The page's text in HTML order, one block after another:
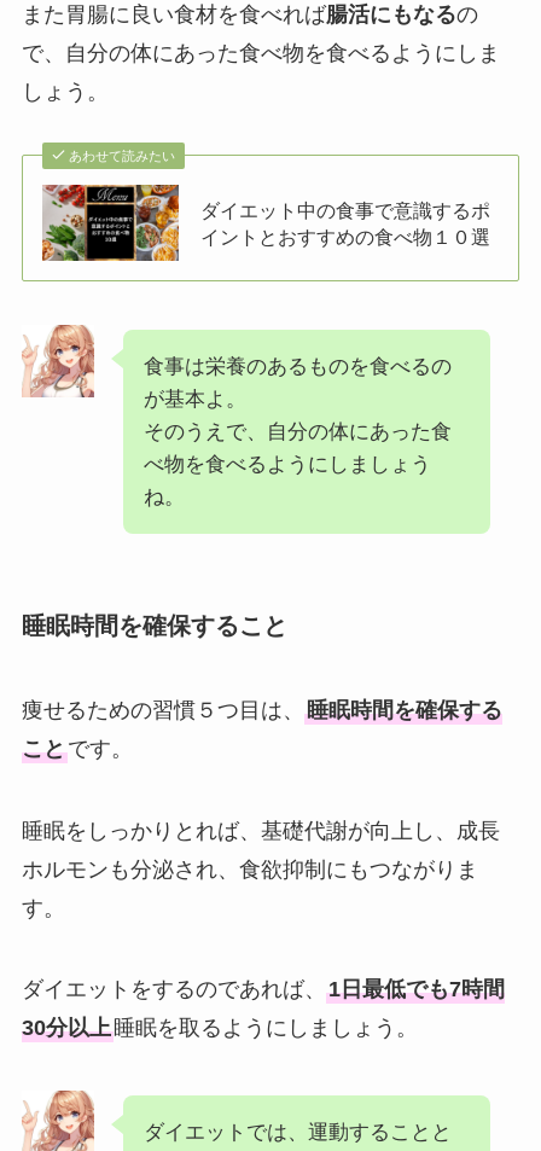
また胃腸に良い食材を食べれば腸活にもなるの
で、自分の体にあった食べ物を食べるようにしま
しょう。
あわせて読みたい
ダイエット中の食事で意識するポ
イントとおすすめの食べ物１０選
食事は栄養のあるものを食べるの
が基本よ。
そのうえで、自分の体にあった食
べ物を食べるようにしましょう
ね。
睡眠時間を確保すること
痩せるための習慣５つ目は、 睡眠時間を確保する
ことです。
睡眠をしっかりとれば、基礎代謝が向上し、成長
ホルモンも分泌され、食欲抑制にもつながりま
す。
ダイエットをするのであれば、 1日最低でも7時間
30分以上睡眠を取るようにしましょう。
ダイエットでは、運動することと